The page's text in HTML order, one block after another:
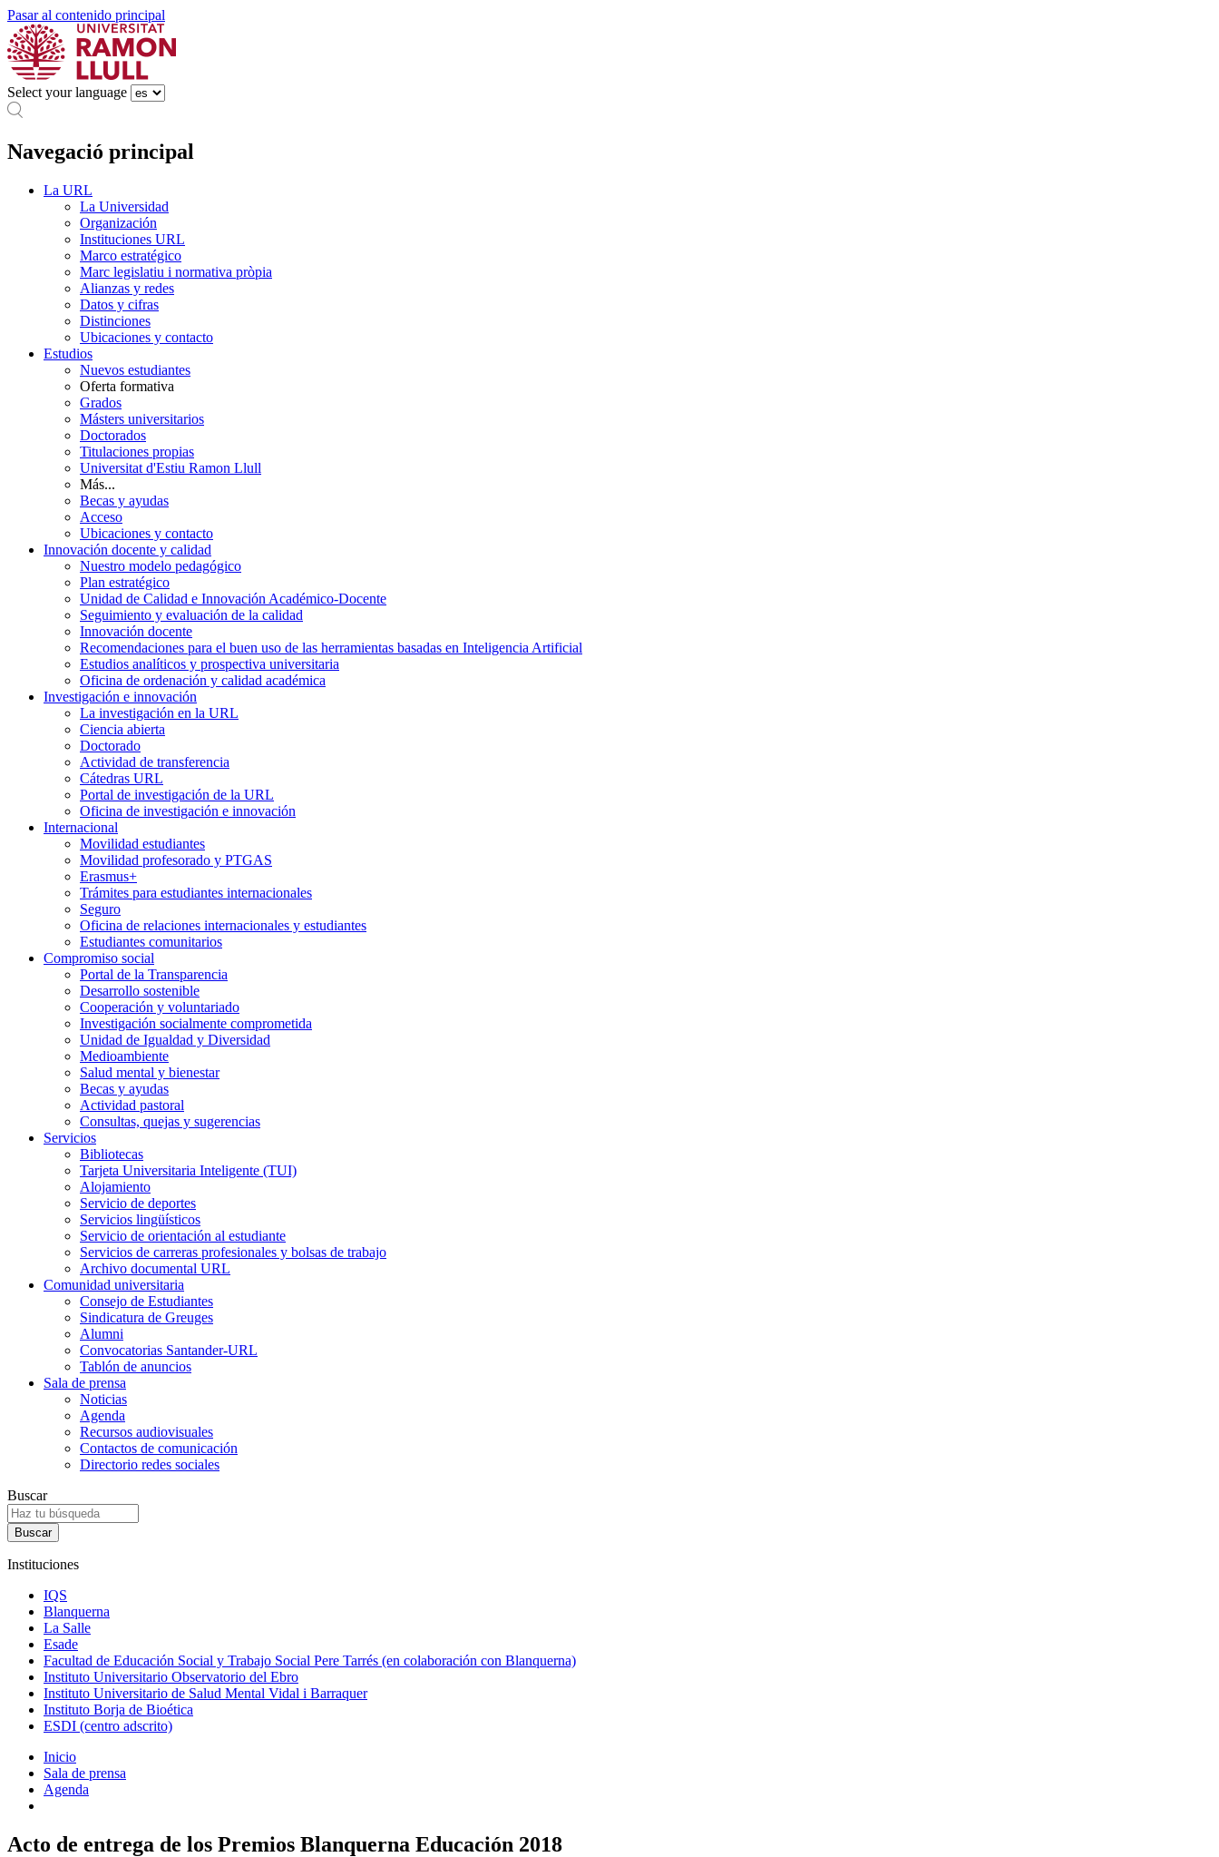
Pasar al contenido principal
Select your language
Navegació principal
La URL
La Universidad
Organización
Instituciones URL
Marco estratégico
Marc legislatiu i normativa pròpia
Alianzas y redes
Datos y cifras
Distinciones
Ubicaciones y contacto
Estudios
Nuevos estudiantes
Oferta formativa
Grados
Másters universitarios
Doctorados
Titulaciones propias
Universitat d'Estiu Ramon Llull
Más...
Becas y ayudas
Acceso
Ubicaciones y contacto
Innovación docente y calidad
Nuestro modelo pedagógico
Plan estratégico
Unidad de Calidad e Innovación Académico-Docente
Seguimiento y evaluación de la calidad
Innovación docente
Recomendaciones para el buen uso de las herramientas basadas en Inteligencia Artificial
Estudios analíticos y prospectiva universitaria
Oficina de ordenación y calidad académica
Investigación e innovación
La investigación en la URL
Ciencia abierta
Doctorado
Actividad de transferencia
Cátedras URL
Portal de investigación de la URL
Oficina de investigación e innovación
Internacional
Movilidad estudiantes
Movilidad profesorado y PTGAS
Erasmus+
Trámites para estudiantes internacionales
Seguro
Oficina de relaciones internacionales y estudiantes
Estudiantes comunitarios
Compromiso social
Portal de la Transparencia
Desarrollo sostenible
Cooperación y voluntariado
Investigación socialmente comprometida
Unidad de Igualdad y Diversidad
Medioambiente
Salud mental y bienestar
Becas y ayudas
Actividad pastoral
Consultas, quejas y sugerencias
Servicios
Bibliotecas
Tarjeta Universitaria Inteligente (TUI)
Alojamiento
Servicio de deportes
Servicios lingüísticos
Servicio de orientación al estudiante
Servicios de carreras profesionales y bolsas de trabajo
Archivo documental URL
Comunidad universitaria
Consejo de Estudiantes
Sindicatura de Greuges
Alumni
Convocatorias Santander-URL
Tablón de anuncios
Sala de prensa
Noticias
Agenda
Recursos audiovisuales
Contactos de comunicación
Directorio redes sociales
Buscar
Instituciones
IQS
Blanquerna
La Salle
Esade
Facultad de Educación Social y Trabajo Social Pere Tarrés (en colaboración con Blanquerna)
Instituto Universitario Observatorio del Ebro
Instituto Universitario de Salud Mental Vidal i Barraquer
Instituto Borja de Bioética
ESDI (centro adscrito)
Inicio
Sala de prensa
Agenda
Acto de entrega de los Premios Blanquerna Educación 2018